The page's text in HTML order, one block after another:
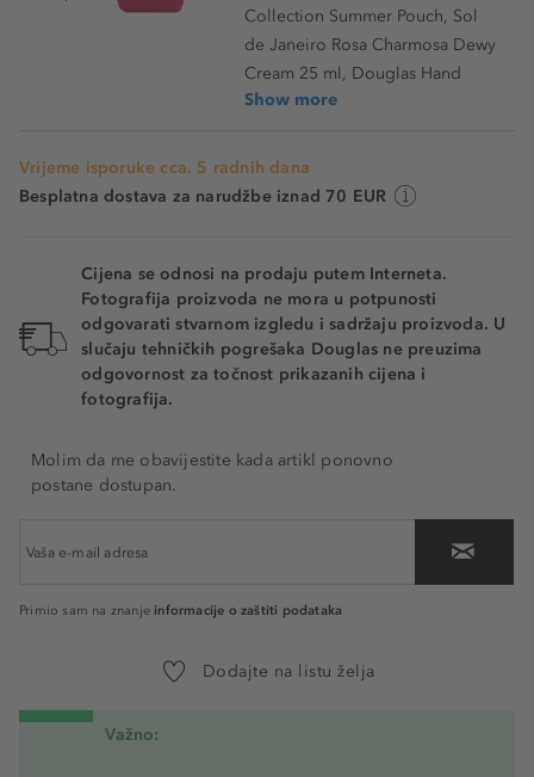
Collection Summer Pouch, Sol
de Janeiro Rosa Charmosa Dewy
Cream 25 ml, Douglas Hand
Show more
Vrijeme isporuke cca. 5 radnih dana
Besplatna dostava za narudžbe iznad 70 EUR
Cijena se odnosi na prodaju putem Interneta.
Fotografija proizvoda ne mora u potpunosti
odgovarati stvarnom izgledu i sadržaju proizvoda. U
slučaju tehničkih pogrešaka Douglas ne preuzima
odgovornost za točnost prikazanih cijena i
fotografija.
Molim da me obavijestite kada artikl ponovno
postane dostupan.
Primio sam na znanje informacije o zaštiti podataka
Dodajte na listu želja
Važno: